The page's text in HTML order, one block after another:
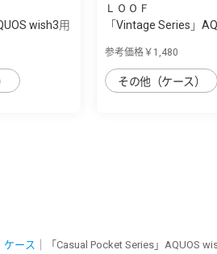
wish3用
ＬＯＯＦ
「Vintage Series」
参考価格￥1,480
その他（ケース）
ケース ｜「Casual Pocket Series」AQUOS